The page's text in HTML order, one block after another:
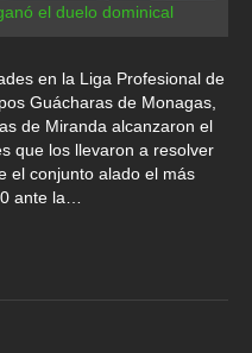
el duelo dominical
en la Liga Profesional de
Guácharas de Monagas,
de Miranda alcanzaron el
que los llevaron a resolver
el conjunto alado el más
ante la…